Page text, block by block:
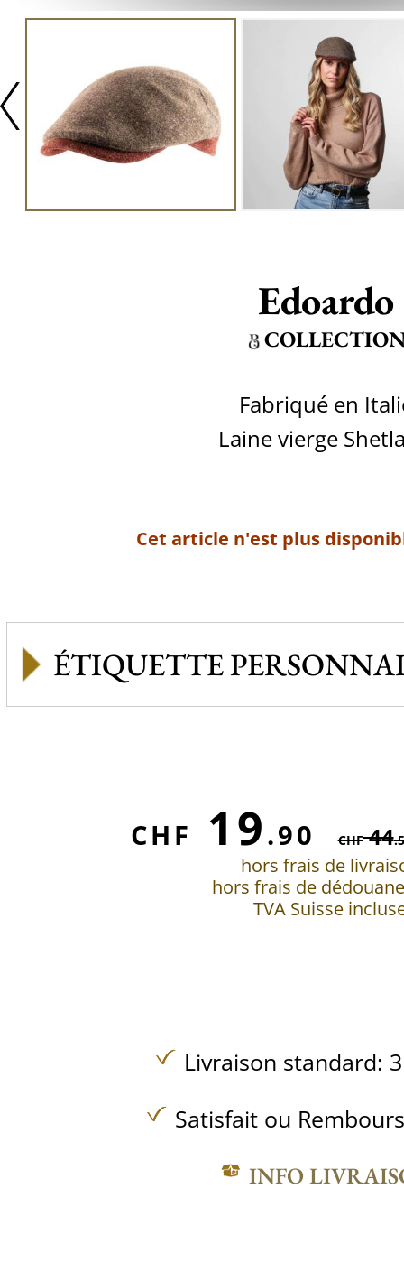
Edoardo
Fabriqué en
Laine vierge
Cet article n'est plus
ÉTIQUETTE
CHF 19.90 CHF44
hors frais de
hors frais de
TVA Suisse
Livraison standard:
Satisfait ou
INFO